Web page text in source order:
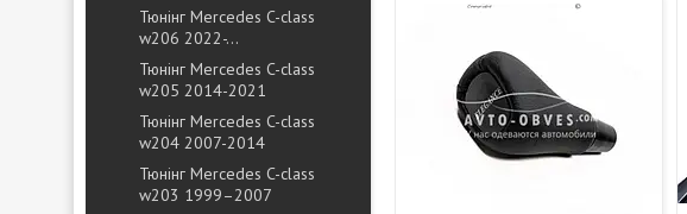
Тюнінг Mercedes C-class
w206 2022-...
Тюнінг Mercedes C-class
w205 2014-2021
Тюнінг Mercedes C-class
w204 2007-2014
Тюнінг Mercedes C-class
w203 1999–2007